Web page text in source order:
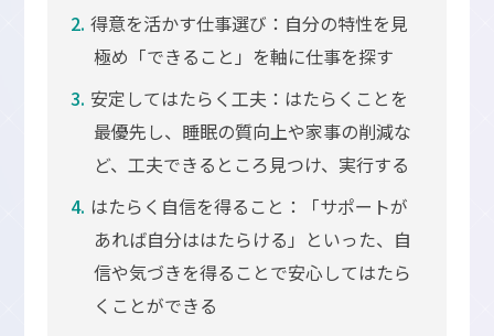
得意を活かす仕事選び：自分の特性を見
極め「できること」を軸に仕事を探す
安定してはたらく工夫：はたらくことを
最優先し、睡眠の質向上や家事の削減な
ど、工夫できるところ見つけ、実行する
はたらく自信を得ること：「サポートが
あれば自分ははたらける」といった、自
信や気づきを得ることで安心してはたら
くことができる